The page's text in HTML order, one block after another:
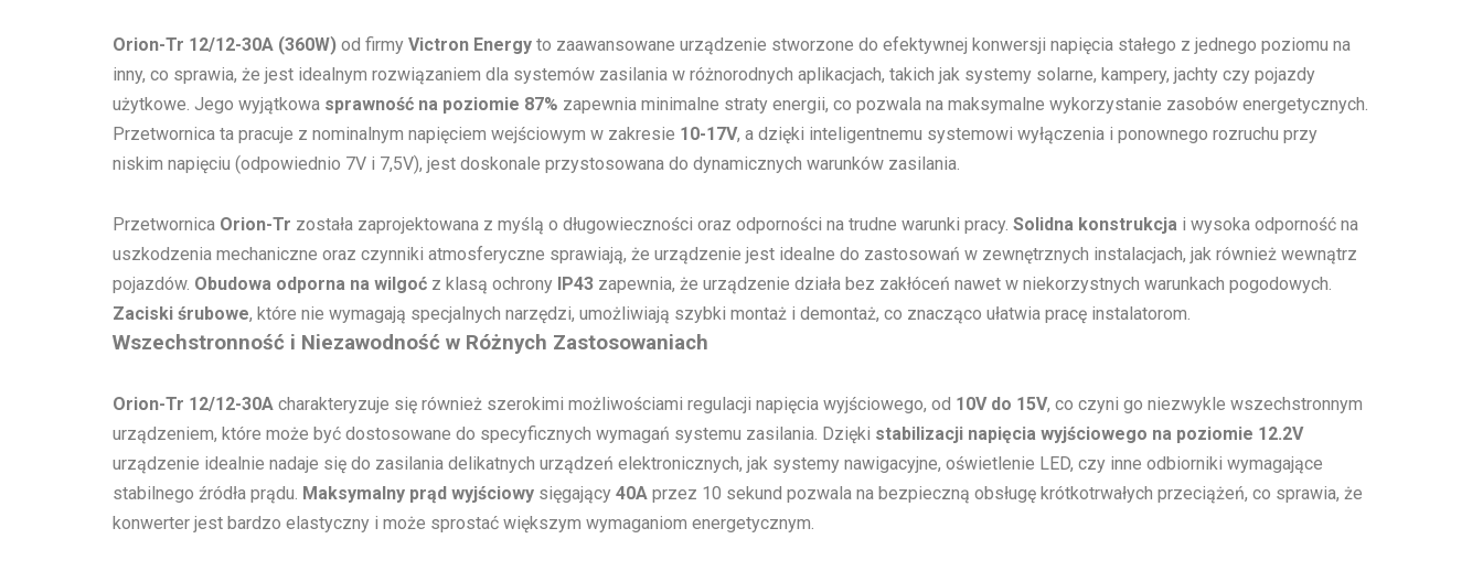
Orion-Tr 12/12-30A (360W) od firmy Victron Energy to zaawansowane urządzenie stworzone do efektywnej konwersji napięcia stałego z jednego poziomu na
inny, co sprawia, że jest idealnym rozwiązaniem dla systemów zasilania w różnorodnych aplikacjach, takich jak systemy solarne, kampery, jachty czy pojazdy
użytkowe. Jego wyjątkowa sprawność na poziomie 87% zapewnia minimalne straty energii, co pozwala na maksymalne wykorzystanie zasobów energetycznych.
Przetwornica ta pracuje z nominalnym napięciem wejściowym w zakresie 10-17V, a dzięki inteligentnemu systemowi wyłączenia i ponownego rozruchu przy
niskim napięciu (odpowiednio 7V i 7,5V), jest doskonale przystosowana do dynamicznych warunków zasilania.
Przetwornica Orion-Tr została zaprojektowana z myślą o długowieczności oraz odporności na trudne warunki pracy. Solidna konstrukcja i wysoka odporność na
uszkodzenia mechaniczne oraz czynniki atmosferyczne sprawiają, że urządzenie jest idealne do zastosowań w zewnętrznych instalacjach, jak również wewnątrz
pojazdów. Obudowa odporna na wilgoć z klasą ochrony IP43 zapewnia, że urządzenie działa bez zakłóceń nawet w niekorzystnych warunkach pogodowych.
Zaciski śrubowe, które nie wymagają specjalnych narzędzi, umożliwiają szybki montaż i demontaż, co znacząco ułatwia pracę instalatorom.
Wszechstronność i Niezawodność w Różnych Zastosowaniach
Orion-Tr 12/12-30A charakteryzuje się również szerokimi możliwościami regulacji napięcia wyjściowego, od 10V do 15V, co czyni go niezwykle wszechstronnym
urządzeniem, które może być dostosowane do specyficznych wymagań systemu zasilania. Dzięki stabilizacji napięcia wyjściowego na poziomie 12.2V
urządzenie idealnie nadaje się do zasilania delikatnych urządzeń elektronicznych, jak systemy nawigacyjne, oświetlenie LED, czy inne odbiorniki wymagające
stabilnego źródła prądu. Maksymalny prąd wyjściowy sięgający 40A przez 10 sekund pozwala na bezpieczną obsługę krótkotrwałych przeciążeń, co sprawia, że
konwerter jest bardzo elastyczny i może sprostać większym wymaganiom energetycznym.